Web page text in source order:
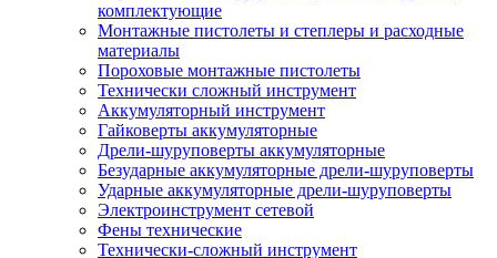
комплектующие
Монтажные пистолеты и степлеры и расходные
материалы
Пороховые монтажные пистолеты
Технически сложный инструмент
Аккумуляторный инструмент
Гайковерты аккумуляторные
Дрели-шуруповерты аккумуляторные
Безударные аккумуляторные дрели-шуруповерты
Ударные аккумуляторные дрели-шуруповерты
Электроинструмент сетевой
Фены технические
Технически-сложный инструмент